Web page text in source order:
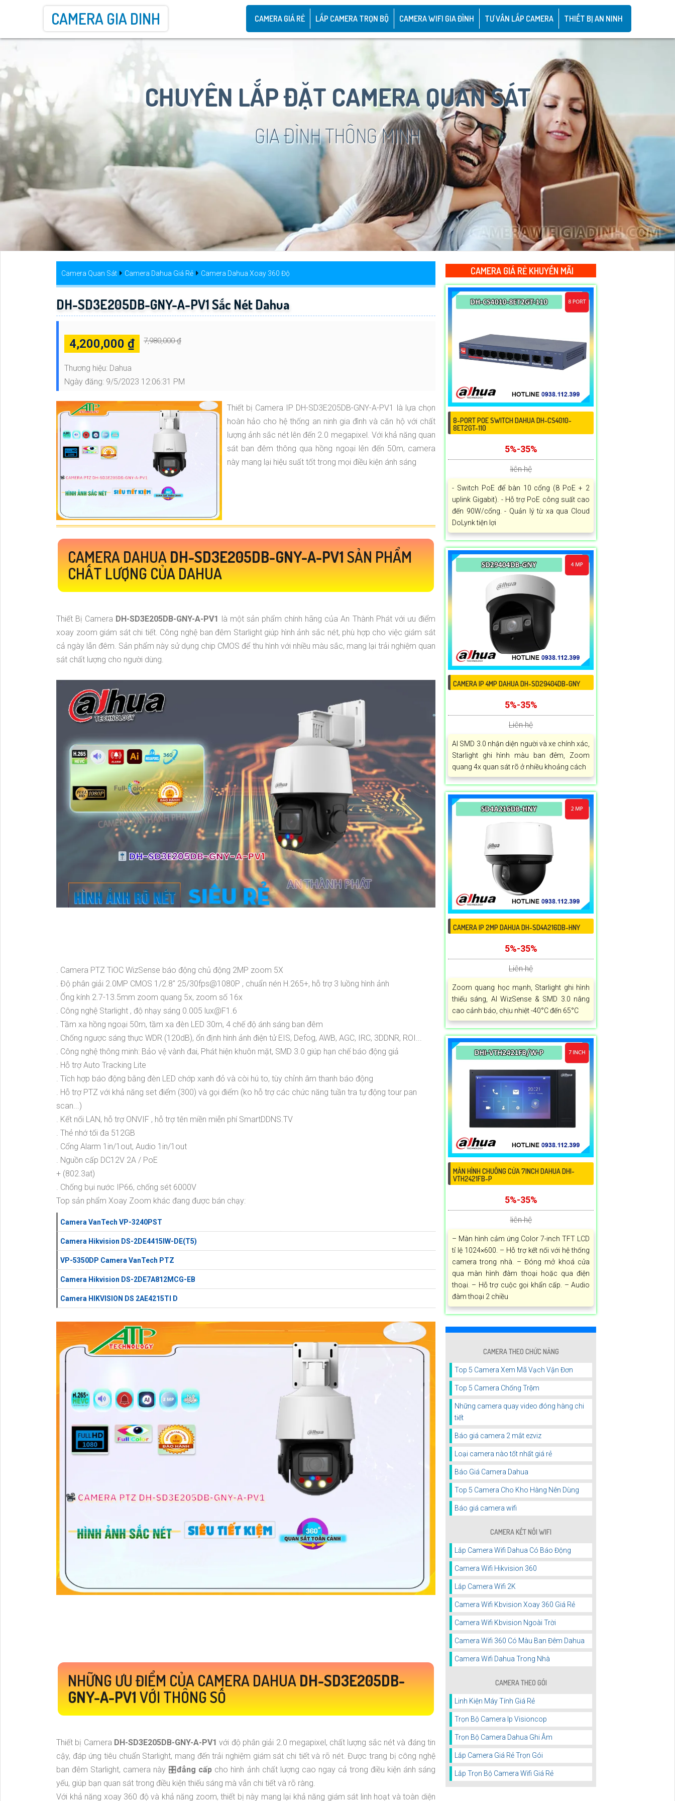
CAMERA GIA DINH CAMERA GIÁ RẺ LẮP CAMERA TRỌN BỘ CAMERA WIFI GIA ĐÌNH TƯ VẤN LẮP CAMERA THIẾT BỊ AN NINH
CHUYÊN LẮP ĐẶT CAMERA QUAN SÁT
GIA ĐÌNH THÔNG MINH
Camera Quan Sát Camera Dahua Giá Rẻ Camera Dahua Xoay 360 Độ
DH-SD3E205DB-GNY-A-PV1 Sắc Nét Dahua
4,200,000 ₫ 7,980,000 ₫
Thương hiệu: Dahua
Ngày đăng: 9/5/2023 12:06:31 PM
Thiết bị Camera IP DH-SD3E205DB-GNY-A-PV1 là lựa chọn
hoàn hảo cho hệ thống an ninh gia đình và căn hộ với chất
lượng ảnh sắc nét lên đến 2.0 megapixel. Với khả năng quan
sát ban đêm thông qua hồng ngoại lên đến 50m, camera
này mang lại hiệu suất tốt trong mọi điều kiện ánh sáng
CAMERA DAHUADH-SD3E205DB-GNY-A-PV1SẢN PHẨM
CHẤT LƯỢNG CỦA DAHUA
Thiết Bị Camera DH-SD3E205DB-GNY-A-PV1
là một sản phẩm chính hãng của An Thành Phát với ưu điểm
xoay zoom giám sát chi tiết. Công nghệ ban đêm Starlight giúp hình ảnh sắc nét, phù hợp cho việc giám sát
cả ngày lẫn đêm. Sản phẩm này sử dụng chip CMOS để thu hình với nhiều màu sắc, mang lại trải nghiệm quan
sát chất lượng cho người dùng.
. Camera PTZ TiOC WizSense báo động chủ động 2MP zoom 5X
. Độ phân giải 2.0MP CMOS 1/2.8" 25/30fps@1080P , chuẩn nén H.265+, hỗ trợ 3 luồng hình ảnh
. Ống kính 2.7-13.5mm zoom quang 5x, zoom số 16x
. Công nghệ Starlight , độ nhạy sáng 0.005 lux@F1.6
. Tầm xa hồng ngoại 50m, tầm xa đèn LED 30m, 4 chế độ ánh sáng ban đêm
. Chống ngược sáng thực WDR (120dB), ổn định hình ảnh điện tử EIS, Defog, AWB, AGC, IRC, 3DDNR, ROI...
. Công nghệ thông minh: Bảo vệ vành đai, Phát hiện khuôn mặt, SMD 3.0 giúp hạn chế báo động giả
. Hỗ trợ Auto Tracking Lite
. Tích hợp báo động bằng đèn LED chớp xanh đỏ và còi hú to, tùy chỉnh âm thanh báo động
. Hỗ trợ PTZ với khả năng set điểm (300) và gọi điểm (ko hỗ trợ các chức năng tuần tra tự động tour pan
scan...)
. Kết nối LAN, hỗ trợ ONVIF , hỗ trợ tên miền miễn phí SmartDDNS.TV
. Thẻ nhớ tối đa 512GB
. Cổng Alarm 1in/1out, Audio 1in/1out
. Nguồn cấp DC12V 2A / PoE
+ (802.3at)
. Chống bụi nước IP66, chống sét 6000V
Top sản phẩm Xoay Zoom khác đang được bán chạy:
Camera VanTech VP-3240PST
Camera Hikvision DS-2DE4415IW-DE(T5)
VP-5350DP Camera VanTech PTZ
Camera Hikvision DS-2DE7A812MCG-EB
Camera HIKVISION DS 2AE4215TI D
NHỮNG ƯU ĐIỂM CỦA CAMERA DAHUADH-SD3E205DB-
GNY-A-PV1VỚI THÔNG SỐ
Thiết bị Camera DH-SD3E205DB-GNY-A-PV1với độ phân giải 2.0 megapixel, chất lượng sắc nét và đáng tin
cậy, đáp ứng tiêu chuẩn Starlight, mang đến trải nghiệm giám sát chi tiết và rõ nét. Được trang bị công nghệ
ban đêm Starlight, camera này 🎛đẳng cấp cho hình ảnh chất lượng cao ngay cả trong điều kiện ánh sáng
yếu, giúp bạn quan sát trong điều kiện thiếu sáng mà vẫn chi tiết và rõ ràng.
Với khả năng xoay 360 độ và khả năng zoom, thiết bị này mang lại khả năng giám sát linh hoạt và toàn diện
CAMERA GIÁ RẺ KHUYẾN MÃI
8-PORT POE SWITCH DAHUA DH-CS4010-
8ET2GT-110
5%-35%
liên hệ
- Switch PoE để bàn 10 cổng (8 PoE + 2
uplink Gigabit). - Hỗ trợ PoE công suất cao
đến 90W/cổng. - Quản lý từ xa qua Cloud
DoLynk tiện lợi
CAMERA IP 4MP DAHUA DH-SD29404DB-GNY
5%-35%
Liên hệ
AI SMD 3.0 nhận diện người và xe chính xác,
Starlight ghi hình màu ban đêm, Zoom
quang 4x quan sát rõ ở nhiều khoảng cách
CAMERA IP 2MP DAHUA DH-SD4A216DB-HNY
5%-35%
Liên hệ
Zoom quang học mạnh, Starlight ghi hình
thiếu sáng, AI WizSense & SMD 3.0 nâng
cao cảnh báo, chịu nhiệt -40°C đến 65°C
MÀN HÌNH CHUÔNG CỬA 7INCH DAHUA DHI-
VTH2421FB-P
5%-35%
liên hệ
– Màn hình cảm ứng Color 7-inch TFT LCD
tỉ lệ 1024×600. – Hỗ trợ kết nối với hệ thống
camera trong nhà. – Đóng mở khoá cửa
qua màn hình đàm thoại hoặc qua điện
thoại. – Hỗ trợ cuộc gọi khẩn cấp. – Audio
đàm thoại 2 chiều
CAMERA THEO CHỨC NĂNG
Top 5 Camera Xem Mã Vạch Vận Đơn
Top 5 Camera Chống Trộm
Những camera quay video đóng hàng chi
tiết
Báo giá camera 2 mắt ezviz
Loại camera nào tốt nhất giá rẻ
Báo Giá Camera Dahua
Top 5 Camera Cho Kho Hàng Nên Dùng
Báo giá camera wifi
CAMERA KẾT NỐI WIFI
Lắp Camera Wifi Dahua Có Báo Động
Camera Wifi Hikvision 360
Lắp Camera Wifi 2K
Camera Wifi Kbvision Xoay 360 Giá Rẻ
Camera Wifi Kbvision Ngoài Trời
Camera Wifi 360 Có Màu Ban Đêm Dahua
Camera Wifi Dahua Trong Nhà
CAMERA THEO GÓI
Linh Kiện Máy Tính Giá Rẻ
Trọn Bộ Camera Ip Visioncop
Trọn Bộ Camera Dahua Ghi Âm
Lắp Camera Giá Rẻ Trọn Gói
Lắp Trọn Bộ Camera Wifi Giá Rẻ